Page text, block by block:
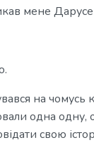
мене
на
одна одну,
свою